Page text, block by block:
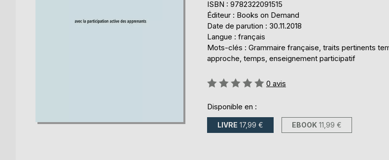
ISBN : 9782322091515
Éditeur : Books on Demand
Date de parution : 30.11.2018
Langue : français
Mots-clés : Grammaire française, traits pertinents
approche, temps, enseignement participatif
Évaluation:
0 avis
Disponible en :
LIVRE 17,99 € EBOOK 11,99 €